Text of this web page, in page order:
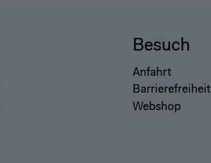
Besuch
Anfahrt
Barrierefreiheit
Webshop